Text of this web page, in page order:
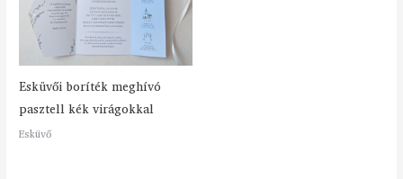
Esküvői boríték meghívó
pasztell kék virágokkal
Esküvő